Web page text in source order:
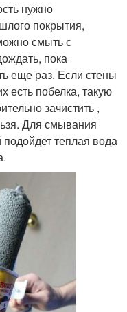
нужно
покрытия,
смыть с
пока
еще раз. Если стены
есть побелка, такую
зачистить ,
Для смывания
теплая вода